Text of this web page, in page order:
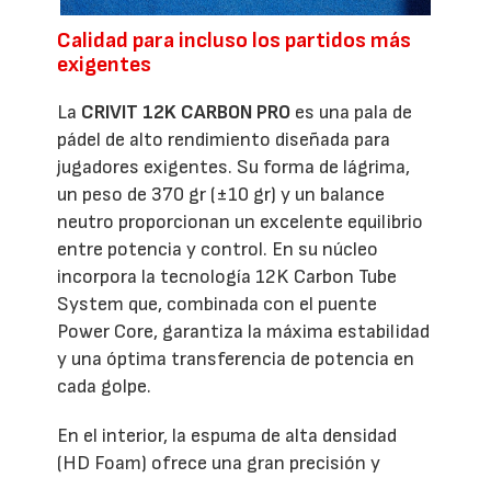
Calidad para incluso los partidos más
exigentes
La CRIVIT 12K CARBON PRO es una pala de
pádel de alto rendimiento diseñada para
jugadores exigentes. Su forma de lágrima,
un peso de 370 gr (±10 gr) y un balance
neutro proporcionan un excelente equilibrio
entre potencia y control. En su núcleo
incorpora la tecnología 12K Carbon Tube
System que, combinada con el puente
Power Core, garantiza la máxima estabilidad
y una óptima transferencia de potencia en
cada golpe.
En el interior, la espuma de alta densidad
(HD Foam) ofrece una gran precisión y